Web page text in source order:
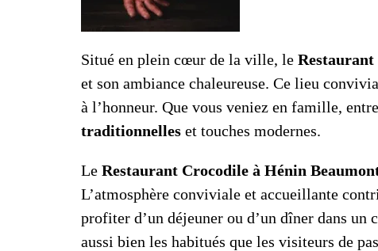
Situé en plein cœur de la ville, le
et son ambiance chaleureuse. Ce lieu
à l’honneur. Que vous veniez en famille,
traditionnelles et touches modernes.
Le Restaurant Crocodile à Hénin
L’atmosphère conviviale et accueillante
profiter d’un déjeuner ou d’un dîner dans un
aussi bien les habitués que les visiteurs de